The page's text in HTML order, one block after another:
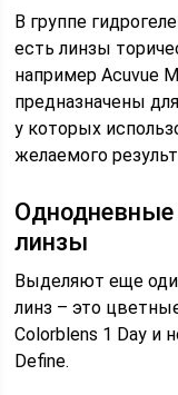
В группе
есть линзы
например Acuvue
предназначены
у которых
желаемого
линзы
Выделяют еще
линз – это
Colorblens 1 Day и
Define.